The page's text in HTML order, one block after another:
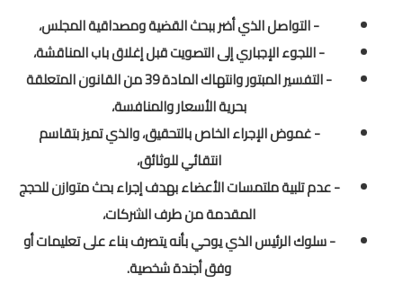
فضاء الأستاذ
وثائق الأستاذ
التوازيع السنوية
التوازيع المرحلية
دلائل بيداغوجية
وثائق الإدارة التربوية
- التواصل الذي أضر ببحث القضية ومصداقية المجلس،
- اللجوء الإجباري إلى التصويت قبل إغلاق باب المناقشة،
- التفسير المبتور وانتهاك المادة 39 من القانون المتعلقة
بحرية الأسعار والمنافسة،
- غموض الإجراء الخاص بالتحقيق، والذي تميز بتقاسم
انتقائي للوثائق،
- عدم تلبية ملتمسات الأعضاء بهدف إجراء بحث متوازن للحجج
المقدمة من طرف الشركات،
- سلوك الرئيس الذي يوحي بأنه يتصرف بناء على تعليمات أو
وفق أجندة شخصية.